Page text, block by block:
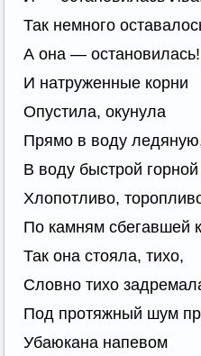
Так немного
А она — остановилась!
И натруженные корни
Опустила, окунула
Прямо в воду
В воду быстрой горной
Хлопотливо,
По камням сбегавшей
Так она стояла, тихо,
Словно тихо
Под протяжный шум
Убаюкана напевом